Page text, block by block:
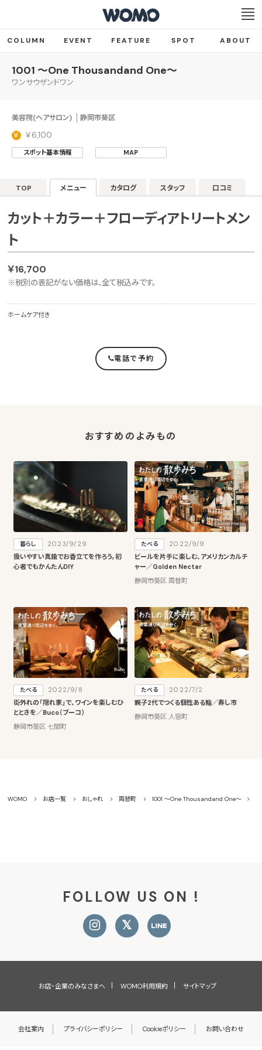
COLUMN EVENT FEATURE SPOT ABOUT
1001 ～One Thousandand One～
ワンサウザンドワン
美容院(ヘアサロン) 静岡市葵区
￥6,100
スポット基本情報 MAP
TOP メニュー カタログ スタッフ 口コミ
カット＋カラー＋フローディアトリートメン
ト
￥16,700
※税別の表記がない価格は、全て税込みです。
ホームケア付き
電話で予約
おすすめのよみもの
暮らし
2023/9/29
扱いやすい真鍮でお香立てを作ろう。初
心者でもかんたんDIY
たべる
2022/9/9
ビールを片手に楽しむ、アメリカンカルチ
ャー／Golden Nectar
静岡市葵区 両替町
たべる
2022/9/8
街外れの「隠れ家」で、ワインを楽しむひ
とときを／Buco（ブーコ）
静岡市葵区 七間町
たべる
2022/7/2
親子2代でつくる個性ある鮨／寿し市
静岡市葵区 人宿町
WOMO お店一覧 おしゃれ 両替町 1001 ～One Thousandand One～
FOLLOW US ON !
お店・企業のみなさまへ WOMO利用規約 サイトマップ
会社案内 プライバシーポリシー Cookieポリシー お問い合わせ